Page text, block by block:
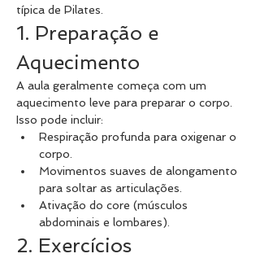
típica de Pilates.
1. Preparação e
Aquecimento
A aula geralmente começa com um
aquecimento leve para preparar o corpo.
Isso pode incluir:
Respiração profunda para oxigenar o
corpo.
Movimentos suaves de alongamento
para soltar as articulações.
Ativação do core (músculos
abdominais e lombares).
2. Exercícios